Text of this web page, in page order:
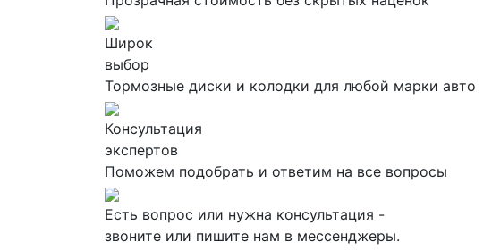
Широк
выбор
Тормозные диски и колодки для любой марки авто
Консультация
экспертов
Поможем подобрать и ответим на все вопросы
Есть вопрос или нужна консультация -
звоните или пишите нам в мессенджеры.